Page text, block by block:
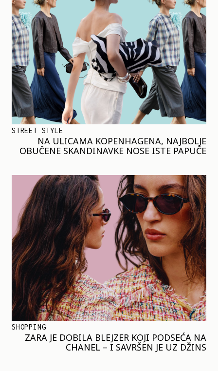
STREET STYLE
NA ULICAMA KOPENHAGENA, NAJBOLJE
OBUČENE SKANDINAVKE NOSE ISTE PAPUČE
SHOPPING
ZARA JE DOBILA BLEJZER KOJI PODSEĆA NA
CHANEL – I SAVRŠEN JE UZ DŽINS